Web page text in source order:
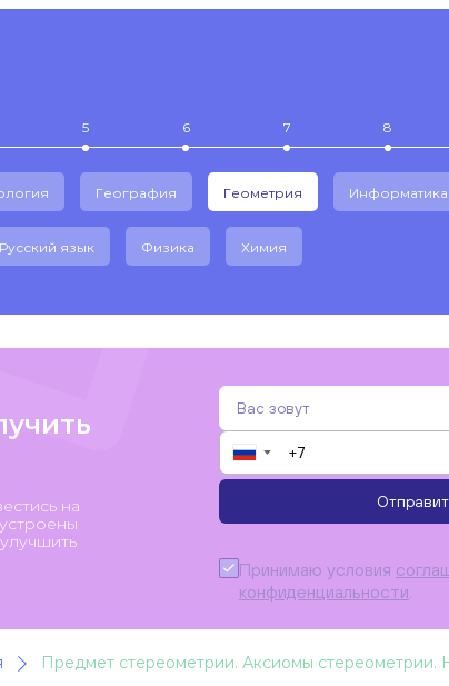
5 6 7 8
География Геометрия Информатика
Русский язык Физика Химия
на
▼
Принимаю условия
конфиденциальности
Предмет стереометрии. Аксиомы стереометрии.